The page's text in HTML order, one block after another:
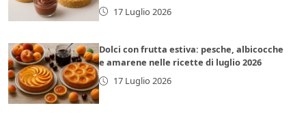
17 Luglio 2026
Dolci con frutta estiva: pesche, albicocche
e amarene nelle ricette di luglio 2026
17 Luglio 2026